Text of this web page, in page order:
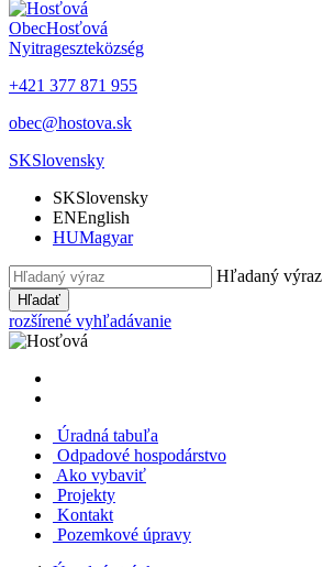
ObecHosťová
Nyitrageszteközség
+421 377 871 955
obec@hostova.sk
SKSlovensky
SKSlovensky
ENEnglish
HUMagyar
Hľadaný výraz
Hľadať
rozšírené vyhľadávanie
Úradná tabuľa
Odpadové hospodárstvo
Ako vybaviť
Projekty
Kontakt
Pozemkové úpravy